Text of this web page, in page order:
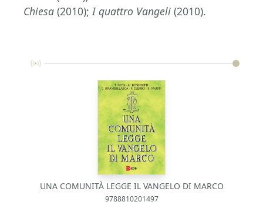
Chiesa (2010);I quattro Vangeli (2010).
UNA COMUNITÀ LEGGE IL VANGELO DI MARCO
9788810201497